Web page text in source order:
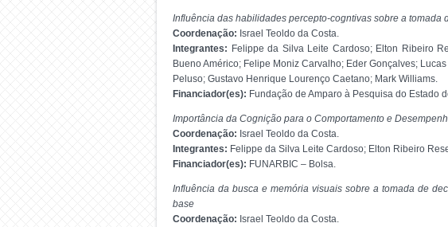
Influência das habilidades percepto-cogntivas sobre a
Coordenação: Israel Teoldo da Costa.
Integrantes: Felippe da Silva Leite Cardoso; Elton Ribeiro
Bueno Américo; Felipe Moniz Carvalho; Eder Gonçalves;
Peluso; Gustavo Henrique Lourenço Caetano; Mark Williams.
Financiador(es): Fundação de Amparo à Pesquisa do Estado
Importância da Cognição para o Comportamento e
Coordenação: Israel Teoldo da Costa.
Integrantes: Felippe da Silva Leite Cardoso; Elton Ribeiro
Financiador(es): FUNARBIC – Bolsa.
Influência da busca e memória visuais sobre a tomada de
base
Coordenação: Israel Teoldo da Costa.